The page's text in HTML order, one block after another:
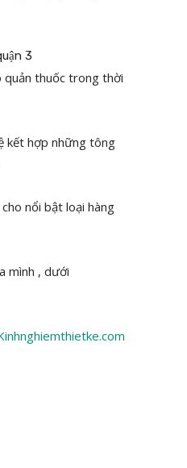
quản thuốc trong thời
kết hợp những tông
nổi bật loại hàng
mình , dưới